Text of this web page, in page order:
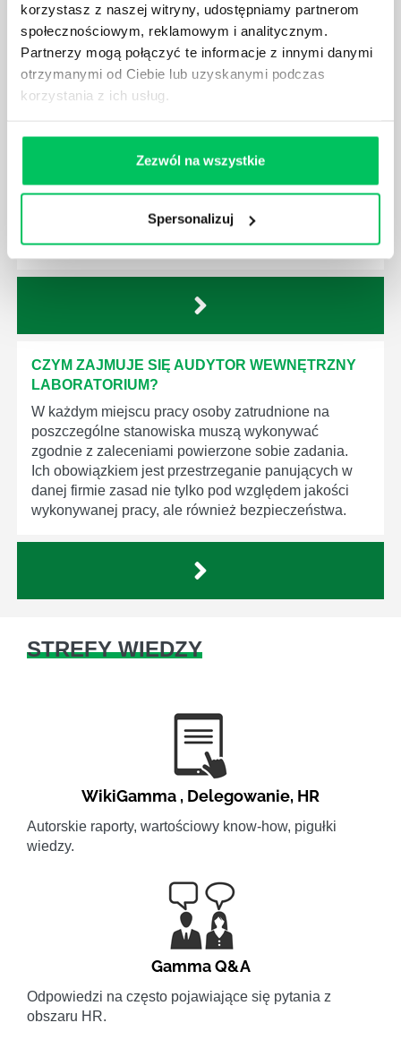
korzystasz z naszej witryny, udostępniamy partnerom
społecznościowym, reklamowym i analitycznym.
Partnerzy mogą połączyć te informacje z innymi danymi
otrzymanymi od Ciebie lub uzyskanymi podczas
korzystania z ich usług.
Zezwól na wszystkie
Spersonalizuj
GDZIE MOŻEMY ZAPOZNAĆ SIĘ Z
WYMAGANIAMI NORM JAKOŚCI WYROBÓW
MEDYCZNYCH?
które mają za zadanie poprawić poszczególne
dziedziny gospodarki. Dzięki nim wszystkie firmy
wprowadzenie dąży do ujednolicenia jakości
produktów, które trafiają do klientów.
CZYM ZAJMUJE SIĘ AUDYTOR WEWNĘTRZNY
LABORATORIUM?
W każdym miejscu pracy osoby zatrudnione na
poszczególne stanowiska muszą wykonywać
zgodnie z zaleceniami powierzone sobie zadania.
Ich obowiązkiem jest przestrzeganie panujących w
danej firmie zasad nie tylko pod względem jakości
wykonywanej pracy, ale również bezpieczeństwa.
STREFY WIEDZY
WikiGamma , Delegowanie, HR
Autorskie raporty, wartościowy know-how, pigułki
wiedzy.
Gamma Q&A
Odpowiedzi na często pojawiające się pytania z
obszaru HR.